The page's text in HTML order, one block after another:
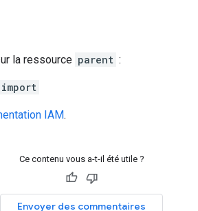
la ressource parent :
IAM.
Ce contenu vous a-t-il été utile ?
Envoyer des commentaires